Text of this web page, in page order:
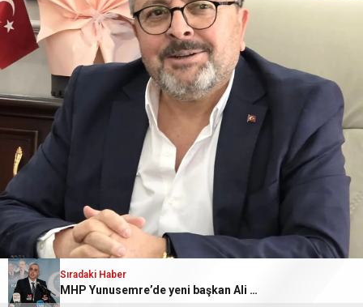
Sıradaki Haber
MHP Yunusemre’de yeni başkan Ali Özkan oldu